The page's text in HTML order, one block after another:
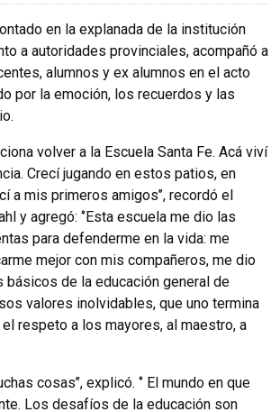
en la explanada de la institución
a autoridades provinciales, acompañó a
alumnos y ex alumnos en el acto
por la emoción, los recuerdos y las
volver a la Escuela Santa Fe. Acá viví
Crecí jugando en estos patios, en
a mis primeros amigos’’, recordó el
y agregó: ‘’Esta escuela me dio las
para defenderme en la vida: me
mejor con mis compañeros, me dio
básicos de la educación general de
valores inolvidables, que uno termina
respeto a los mayores, al maestro, a
cosas’’, explicó. ‘’ El mundo en que
Los desafíos de la educación son